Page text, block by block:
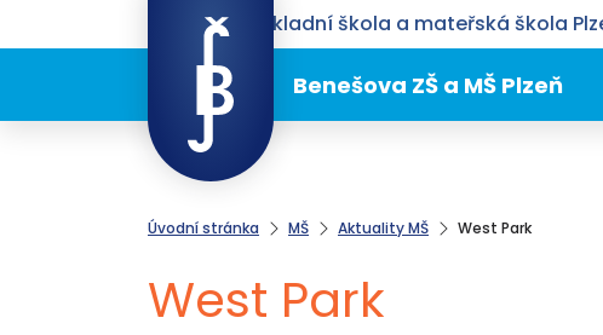
Benešova základní škola a mateřská škola
Benešova ZŠ a MŠ Plzeň
Úvodní stránka MŠ Aktuality MŠ West Park
West Park